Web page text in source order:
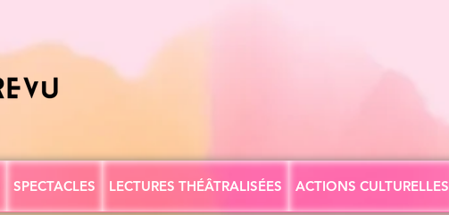
SPECTACLES LECTURES THÉÂTRALISÉES ACTIONS CULTURELLES